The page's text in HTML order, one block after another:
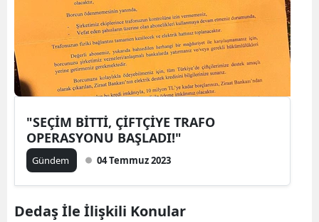
"SEÇİM BİTTİ, ÇİFTÇİYE TRAFO
OPERASYONU BAŞLADI!"
Gündem 04 Temmuz 2023
Dedaş İle İlişkili Konular